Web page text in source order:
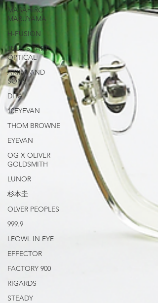
MASAHIRO
MARUYAMA
H-FUSION
JULIUS TART
OPTICAL
AKIRA AND
SONS
DITA
10EYEVAN
THOM BROWNE
EYEVAN
OG X OLIVER
GOLDSMITH
LUNOR
杉本圭
OLVER PEOPLES
999.9
LEOWL IN EYE
EFFECTOR
FACTORY 900
RIGARDS
STEADY